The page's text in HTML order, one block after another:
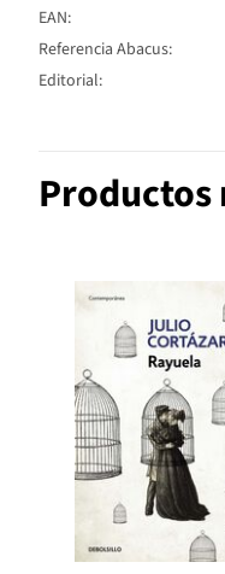
EAN:
Referencia Abacus:
Editorial: